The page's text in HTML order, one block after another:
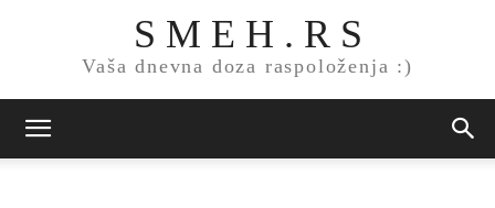
S M E H . R S
Vaša dnevna doza raspoloženja :)